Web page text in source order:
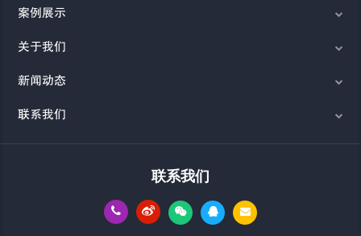
案例展示
关于我们
新闻动态
联系我们
联系我们